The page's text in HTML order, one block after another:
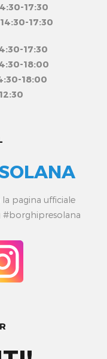
17:30
17:30
17:30
18:00
18:00
pagina ufficiale
#borghipresolana